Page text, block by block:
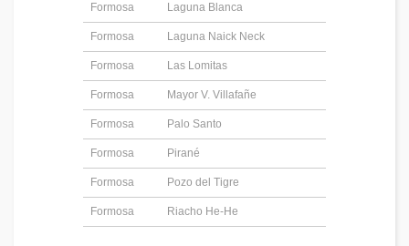
Formosa Laguna Blanca
Formosa Laguna Naick Neck
Formosa Las Lomitas
Formosa Mayor V. Villafañe
Formosa Palo Santo
Formosa Pirané
Formosa Pozo del Tigre
Formosa Riacho He-He